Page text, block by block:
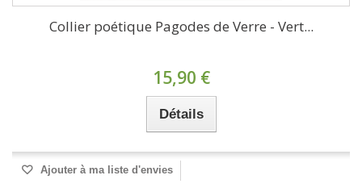
Collier poétique Pagodes de Verre - Vert...
15,90 €
Détails
Ajouter à ma liste d'envies